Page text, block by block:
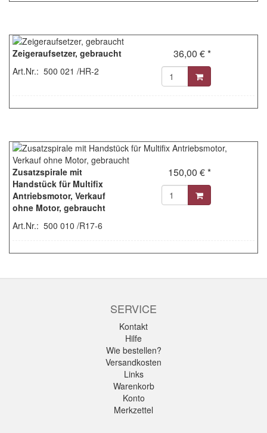
Zeigeraufsetzer, gebraucht
Art.Nr.: 500 021 /HR-2
36,00 € *
Zusatzspirale mit
Handstück für Multifix
Antriebsmotor, Verkauf
ohne Motor, gebraucht
Art.Nr.: 500 010 /R17-6
150,00 € *
SERVICE
Kontakt
Hilfe
Wie bestellen?
Versandkosten
Links
Warenkorb
Konto
Merkzettel